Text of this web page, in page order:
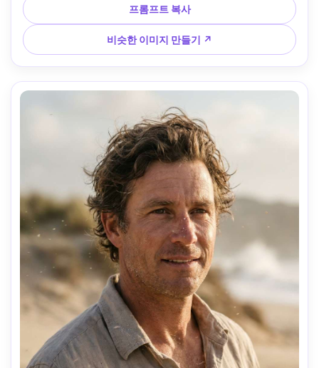
트 크롭, 고요한 표정, 사실적인 피부 질감, 깔끔한 색상 분리,
고해상도 --ar 4:5
프롬프트 복사
비슷한 이미지 만들기 ↗